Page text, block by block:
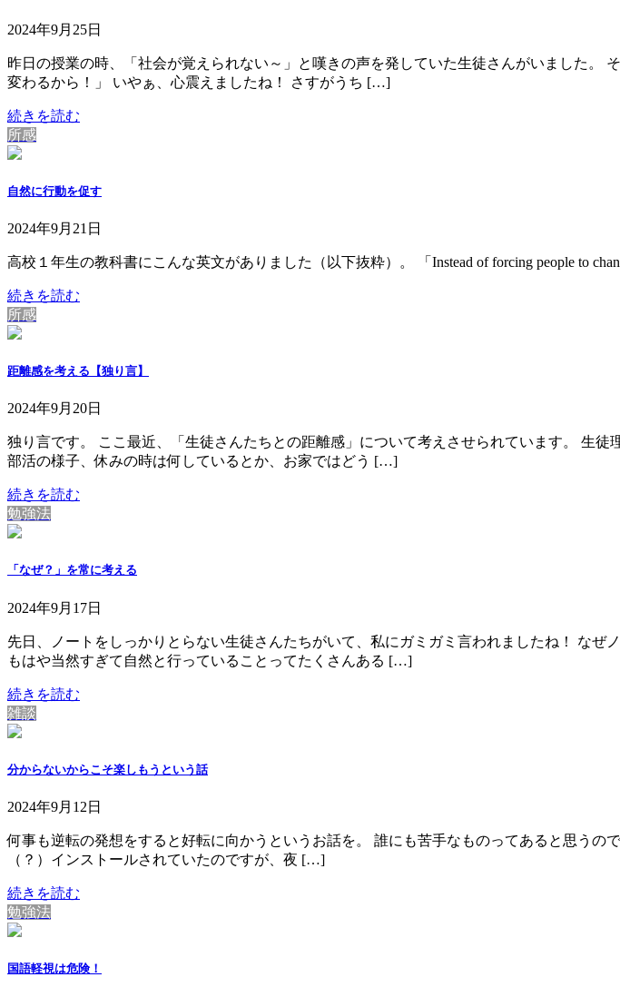
2024年9月25日
昨日の授業の時、「社会が覚えられない～」と嘆きの声を発していた生徒さんがいました。
変わるから！」 いやぁ、心震えましたね！ さすがうち […]
続きを読む
所感
自然に行動を促す
2024年9月21日
高校１年生の教科書にこんな英文がありました（以下抜粋）。 「Instead of forcing people to
続きを読む
所感
距離感を考える【独り言】
2024年9月20日
独り言です。 ここ最近、「生徒さんたちとの距離感」について考えさせられています。 生
部活の様子、休みの時は何しているとか、お家ではどう […]
続きを読む
勉強法
「なぜ？」を常に考える
2024年9月17日
先日、ノートをしっかりとらない生徒さんたちがいて、私にガミガミ言われましたね！ な
もはや当然すぎて自然と行っていることってたくさんある […]
続きを読む
雑談
分からないからこそ楽しもうという話
2024年9月12日
何事も逆転の発想をすると好転に向かうというお話を。 誰にも苦手なものってあると思うの
（？）インストールされていたのですが、夜 […]
続きを読む
勉強法
国語軽視は危険！